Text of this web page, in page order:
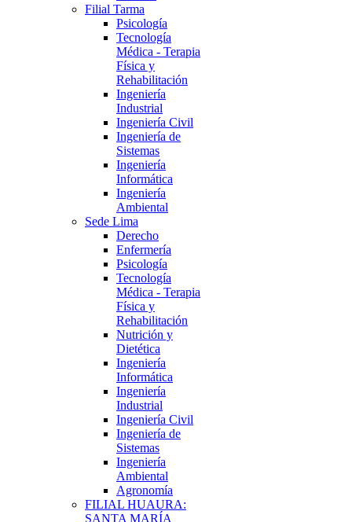
Filial Tarma
Psicología
Tecnología
Médica - Terapia
Física y
Rehabilitación
Ingeniería
Industrial
Ingeniería Civil
Ingeniería de
Sistemas
Ingeniería
Informática
Ingeniería
Ambiental
Sede Lima
Derecho
Enfermería
Psicología
Tecnología
Médica - Terapia
Física y
Rehabilitación
Nutrición y
Dietética
Ingeniería
Informática
Ingeniería
Industrial
Ingeniería Civil
Ingeniería de
Sistemas
Ingeniería
Ambiental
Agronomía
FILIAL HUAURA:
SANTA MARÍA